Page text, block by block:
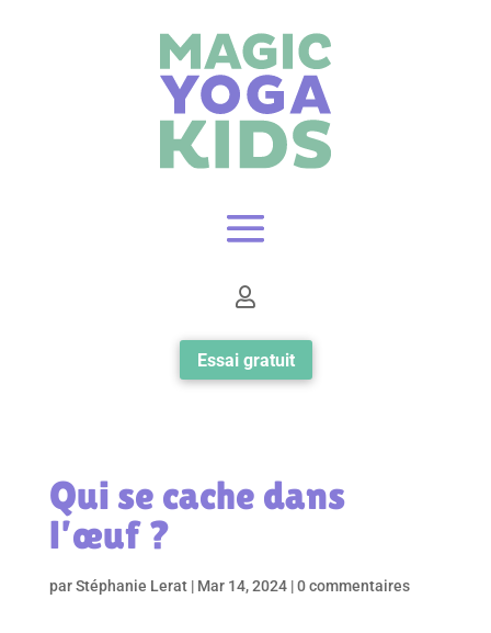

Essai gratuit
Qui se cache dans
l’œuf ?
parStéphanie Lerat| Mar 14, 2024|0 commentaires